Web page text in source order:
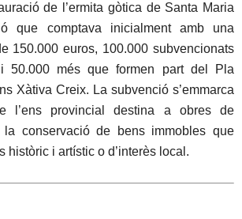
de l’ermita gòtica de Santa Maria
que comptava inicialment amb una
150.000 euros, 100.000 subvencionats
50.000 més que formen part del Pla
Xàtiva Creix. La subvenció s’emmarca
l’ens provincial destina a obres de
conservació de bens immobles que
històric i artístic o d’interès local.